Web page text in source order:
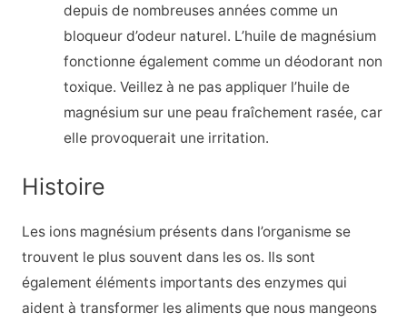
depuis de nombreuses années comme un
bloqueur d’odeur naturel. L’huile de magnésium
fonctionne également comme un déodorant non
toxique. Veillez à ne pas appliquer l’huile de
magnésium sur une peau fraîchement rasée, car
elle provoquerait une irritation.
Histoire
Les ions magnésium présents dans l’organisme se
trouvent le plus souvent dans les os. Ils sont
également éléments importants des enzymesqui
aident à transformer les aliments que nous mangeons